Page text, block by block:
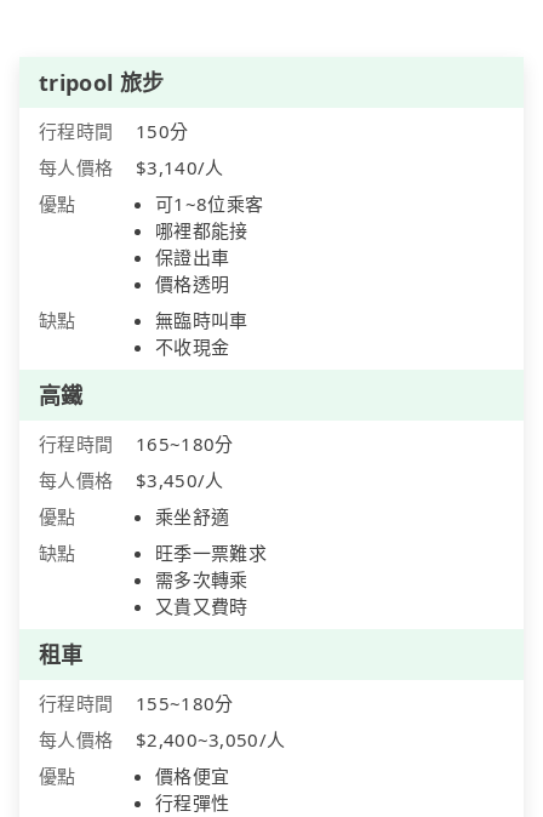
tripool 旅步
行程時間
150分
每人價格
$3,140/人
優點
可1~8位乘客
哪裡都能接
保證出車
價格透明
缺點
無臨時叫車
不收現金
高鐵
行程時間
165~180分
每人價格
$3,450/人
優點
乘坐舒適
缺點
旺季一票難求
需多次轉乘
又貴又費時
租車
行程時間
155~180分
每人價格
$2,400~3,050/人
優點
價格便宜
行程彈性